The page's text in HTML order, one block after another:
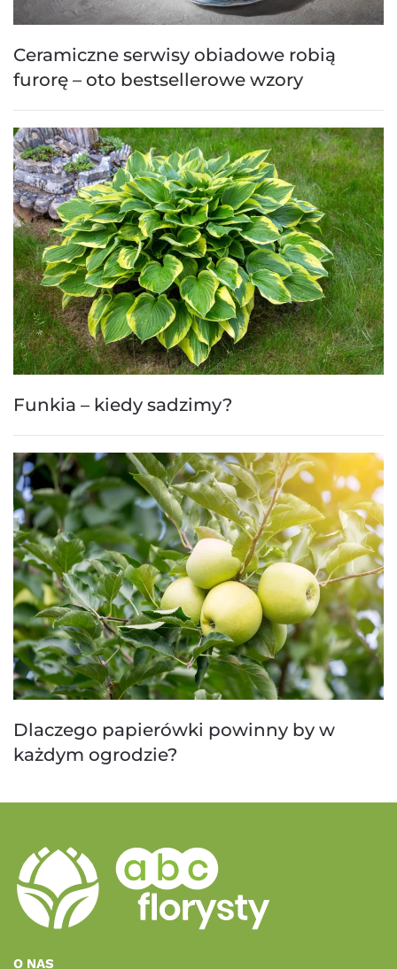
Ceramiczne serwisy obiadowe robią
furorę – oto bestsellerowe wzory
Funkia – kiedy sadzimy?
Dlaczego papierówki powinny by w
każdym ogrodzie?
O NAS